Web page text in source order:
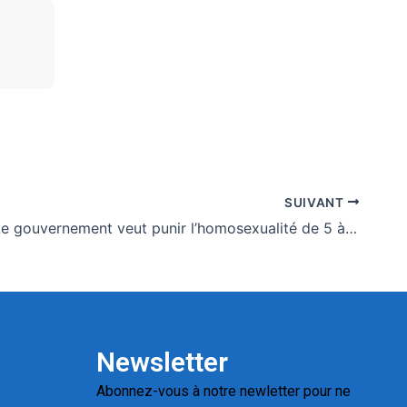
SUIVANT
Sénégal : Le gouvernement veut punir l’homosexualité de 5 à 10 ans de prison
Newsletter
Abonnez-vous à notre newletter pour ne